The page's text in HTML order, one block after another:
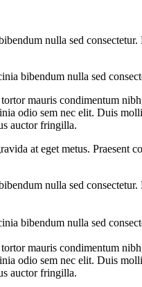
nulla sed
bibendum nulla sed
mauris condimentum
odio sem nec elit. Duis
auctor fringilla.
at eget metus. Praesent
nulla sed
bibendum nulla sed
mauris condimentum
odio sem nec elit. Duis
auctor fringilla.